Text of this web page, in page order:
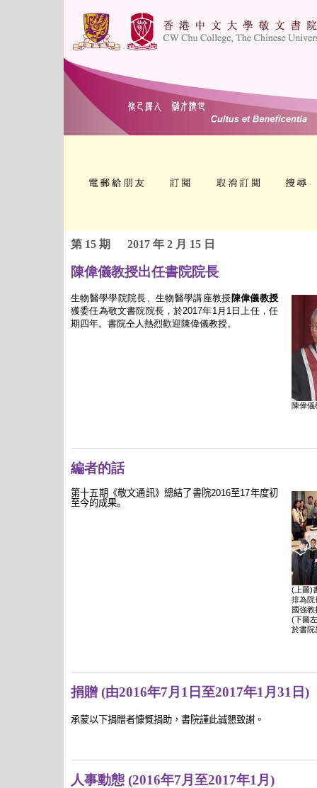
第 15 期 2017 年 2 月 15 日
陳偉儀教授出任書院院長
生物醫學學院院長、生物醫學講座教授 陳偉儀教授
獲委任為敬文書院院長，於2017年1月1日上任，任
期四年。書院仝人熱烈歡迎陳偉儀教授。
陳偉儀
編者的話
第十五期《敬文通訊》總結了書院2016至17年度初
至今的成果。
(上圖)
排為院
國強
(下圖
於書院
捐贈 (由2016年7月1日至2017年1月31日)
承蒙以下捐贈者慷慨捐助，書院謹此誠懇致謝。
人事動態 (2016年7月至2017年1月)